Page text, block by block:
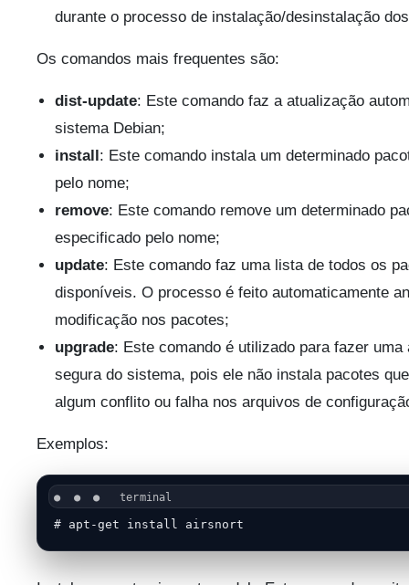
durante o processo de instalação/desinstalação
Os comandos mais frequentes são:
dist-update: Este comando faz a atualização
sistema Debian;
install : Este comando instala um determinado
pelo nome;
remove: Este comando remove um determinado
especificado pelo nome;
update: Este comando faz uma lista de todos os
disponíveis. O processo é feito automaticamente
modificação nos pacotes;
upgrade: Este comando é utilizado para fazer uma
segura do sistema, pois ele não instala pacotes
algum conflito ou falha nos arquivos de
Exemplos:
# apt-get install airsnort